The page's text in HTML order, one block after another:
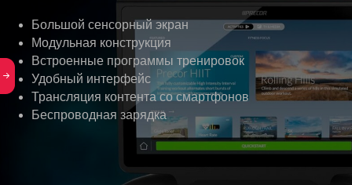
Большой сенсорный экран
Модульная конструкция
Встроенные программы тренировок
Удобный интерфейс
Трансляция контента со смартфонов
Беспроводная зарядка